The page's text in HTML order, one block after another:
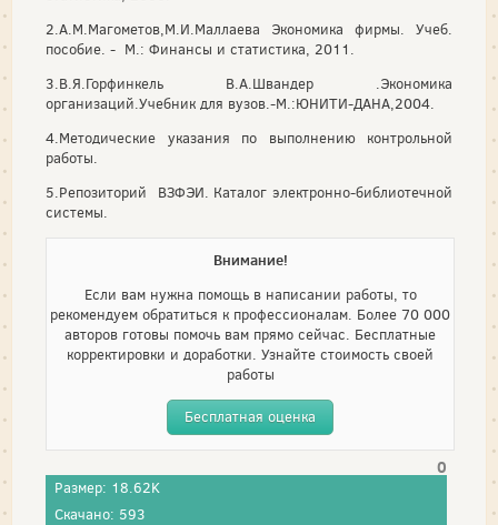
2.А.М.Магометов,М.И.Маллаева Экономика фирмы. Учеб.
пособие. - М.: Финансы и статистика, 2011.
3.В.Я.Горфинкель В.А.Швандер .Экономика
организаций.Учебник для вузов.-М.:ЮНИТИ-ДАНА,2004.
4.Методические указания по выполнению контрольной
работы.
5.Репозиторий ВЗФЭИ. Каталог электронно-библиотечной
системы.
Внимание!
Если вам нужна помощь в написании работы, то
рекомендуем обратиться к профессионалам. Более 70 000
авторов готовы помочь вам прямо сейчас. Бесплатные
корректировки и доработки. Узнайте стоимость своей
работы
Бесплатная оценка
0
Размер: 18.62K
Скачано: 593